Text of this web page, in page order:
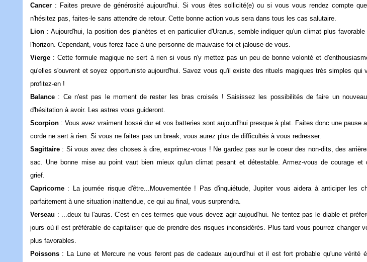
Cancer : Faites preuve de générosité aujourd'hui. Si vous êtes sollicité(e) ou si vous vous rendez compte
n'hésitez pas, faites-le sans attendre de retour. Cette bonne action vous sera dans tous les cas salutaire.
Lion : Aujourd'hui, la position des planètes et en particulier d'Uranus, semble indiquer qu'un climat plus
l'horizon. Cependant, vous ferez face à une personne de mauvaise foi et jalouse de vous.
Vierge : Cette formule magique ne sert à rien si vous n'y mettez pas un peu de bonne volonté et
qu'elles s'ouvrent et soyez opportuniste aujourd'hui. Savez vous qu'il existe des rituels magiques très simples qui
profitez-en !
Balance : Ce n'est pas le moment de rester les bras croisés ! Saisissez les possibilités de faire un
d'hésitation à avoir. Les astres vous guideront.
Scorpion : Vous avez vraiment bossé dur et vos batteries sont aujourd'hui presque à plat. Faites donc une pause
corde ne sert à rien. Si vous ne faites pas un break, vous aurez plus de difficultés à vous redresser.
Sagittaire : Si vous avez des choses à dire, exprimez-vous ! Ne gardez pas sur le coeur des non-dits, des
sac. Une bonne mise au point vaut bien mieux qu'un climat pesant et détestable. Armez-vous de courage
grief.
Capricorne : La journée risque d'être...Mouvementée ! Pas d'inquiétude, Jupiter vous aidera à anticiper les
parfaitement à une situation inattendue, ce qui au final, vous surprendra.
Verseau : ...deux tu l'auras. C'est en ces termes que vous devez agir aujoud'hui. Ne tentez pas le diable et
jours où il est préférable de capitaliser que de prendre des risques inconsidérés. Plus tard vous pourrez changer
plus favorables.
Poissons : La Lune et Mercure ne vous feront pas de cadeaux aujourd'hui et il est fort probable qu'une vérité